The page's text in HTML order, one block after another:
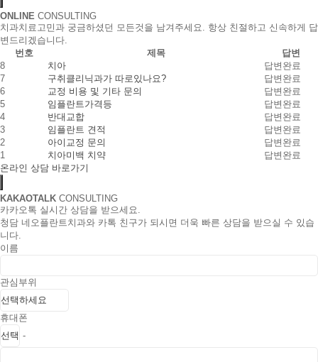
ONLINE CONSULTING
치과치료고민과 궁금하셨던 모든것을 남겨주세요. 항상 친절하고 신속하게 답
변드리겠습니다.
번호
제목
답변
8
치아
답변완료
7
구취클리닉과가 따로있나요?
답변완료
6
교정 비용 및 기타 문의
답변완료
5
임플란트가격등
답변완료
4
반대교합
답변완료
3
임플란트 견적
답변완료
2
아이교정 문의
답변완료
1
치아미백 치약
답변완료
온라인 상담 바로가기
KAKAOTALK CONSULTING
카카오톡 실시간 상담을 받으세요.
청담 네오플란트치과와 카톡 친구가 되시면 더욱 빠른 상담을 받으실 수 있습
니다.
이름
관심부위
휴대폰
-